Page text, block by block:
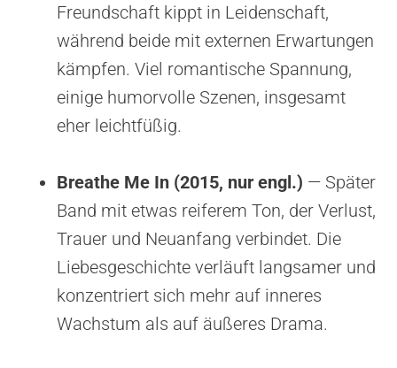
Freundschaft kippt in Leidenschaft,
während beide mit externen Erwartungen
kämpfen. Viel romantische Spannung,
einige humorvolle Szenen, insgesamt
eher leichtfüßig.
Breathe Me In (2015, nur engl.) — Später
Band mit etwas reiferem Ton, der Verlust,
Trauer und Neuanfang verbindet. Die
Liebesgeschichte verläuft langsamer und
konzentriert sich mehr auf inneres
Wachstum als auf äußeres Drama.